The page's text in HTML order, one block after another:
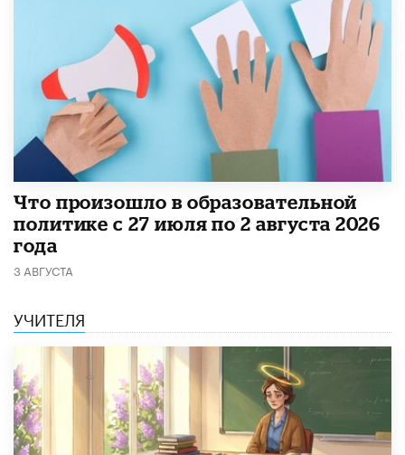
​Что произошло в образовательной
политике с 27 июля по 2 августа 2026
года
3 АВГУСТА
УЧИТЕЛЯ